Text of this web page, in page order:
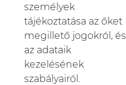
személyek
tájékoztatása az őket
megillető jogokról, és
az adataik
kezelésének
szabályairól.